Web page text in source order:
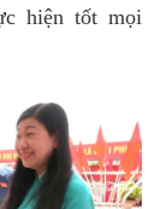
hiện tốt mọi